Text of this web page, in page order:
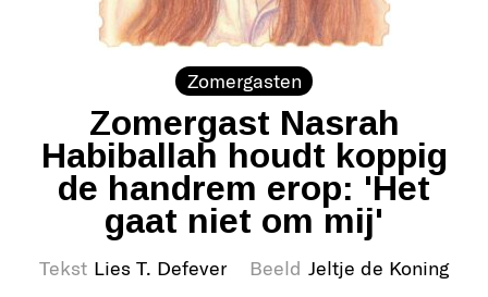
Zomergasten
Zomergast Nasrah
Habiballah houdt koppig
de handrem erop: 'Het
gaat niet om mij'
Tekst Lies T. Defever Beeld Jeltje de Koning